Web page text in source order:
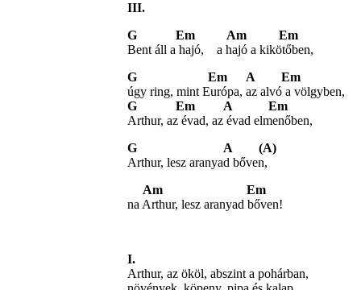
III.
G Em Am Em
Bent áll a hajó, a hajó a kikötőben,
G Em A Em
úgy ring, mint Európa, az alvó a völgyben,
G Em A Em
Arthur, az évad, az évad elmenőben,
G A (A)
Arthur, lesz aranyad bőven,
Am Em
na Arthur, lesz aranyad bőven!
I.
Arthur, az ököl, abszint a pohárban,